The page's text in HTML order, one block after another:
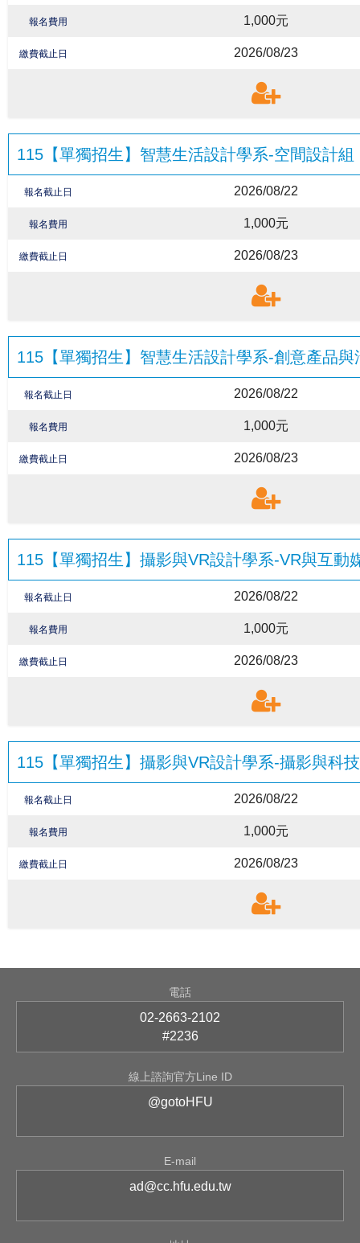
報名費用 1,000元
繳費截止日 2026/08/23
115【單獨招生】智慧生活設計學系-空間設計組
報名截止日 2026/08/22
報名費用 1,000元
繳費截止日 2026/08/23
115【單獨招生】智慧生活設計學系-創意產品與
報名截止日 2026/08/22
報名費用 1,000元
繳費截止日 2026/08/23
115【單獨招生】攝影與VR設計學系-VR與互動
報名截止日 2026/08/22
報名費用 1,000元
繳費截止日 2026/08/23
115【單獨招生】攝影與VR設計學系-攝影與科
報名截止日 2026/08/22
報名費用 1,000元
繳費截止日 2026/08/23
電話
02-2663-2102
#2236
線上諮詢官方Line ID
@gotoHFU
E-mail
ad@cc.hfu.edu.tw